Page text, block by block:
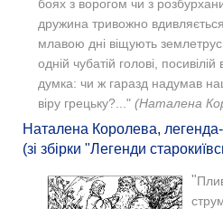
боях з ворогом чи з
дружина тривожно вдивляється
млавою дні віщують
одній чубатій голові,
думка: чи ж гаразд надумав
віру грецьку?..." (Наталена
Наталена Королева,
(зі збірки "Легенди
"